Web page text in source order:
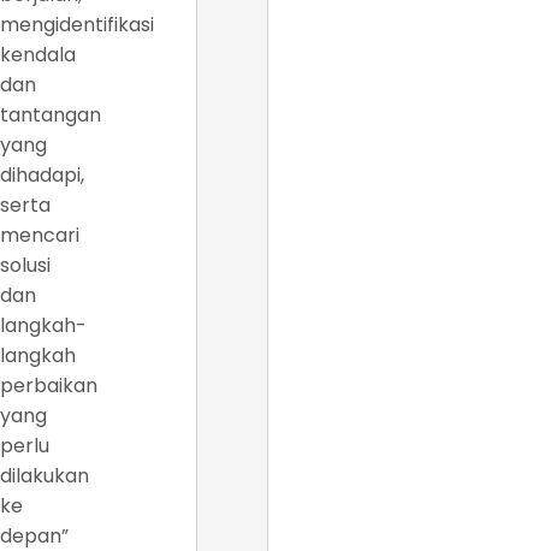
mengidentifikasi
kendala
dan
tantangan
yang
dihadapi,
serta
mencari
solusi
dan
langkah-
langkah
perbaikan
yang
perlu
dilakukan
ke
depan”